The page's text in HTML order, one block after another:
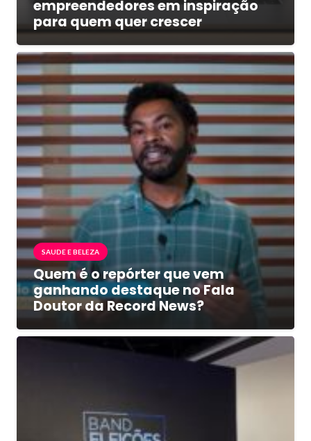
empreendedores em inspiração
para quem quer crescer
SAUDE E BELEZA
Quem é o repórter que vem
ganhando destaque no Fala
Doutor da Record News?